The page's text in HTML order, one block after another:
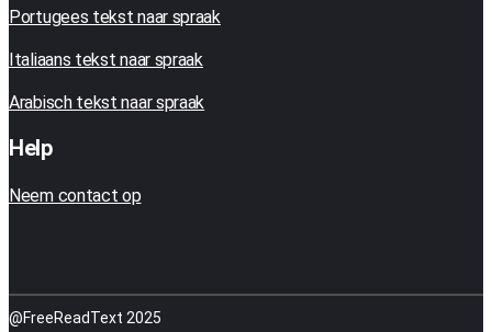
Portugees tekst naar spraak
Italiaans tekst naar spraak
Arabisch tekst naar spraak
Help
Neem contact op
@FreeReadText 2025